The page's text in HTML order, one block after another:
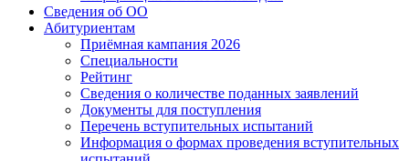
Сведения об ОО
Абитуриентам
Приёмная кампания 2026
Специальности
Рейтинг
Сведения о количестве поданных заявлений
Документы для поступления
Перечень вступительных испытаний
Информация о формах проведения вступительных